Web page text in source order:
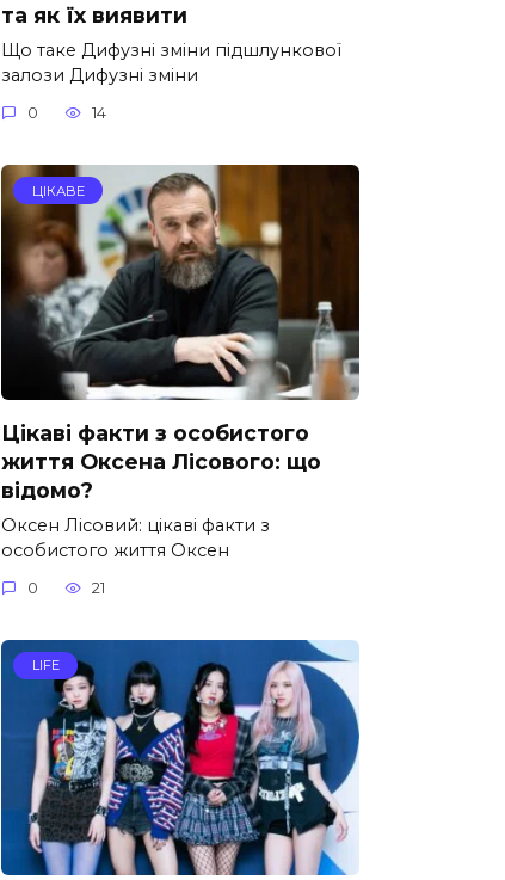
та як їх виявити
Що таке Дифузні зміни підшлункової
залози Дифузні зміни
0 14
ЦІКАВЕ
Цікаві факти з особистого
життя Оксена Лісового: що
відомо?
Оксен Лісовий: цікаві факти з
особистого життя Оксен
0 21
LIFE